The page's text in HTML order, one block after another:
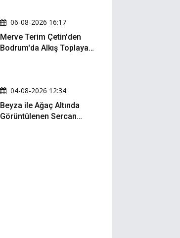
06-08-2026 16:17
Merve Terim Çetin'den
Bodrum'da Alkış Toplayan
04-08-2026 12:34
Beyza ile Ağaç Altında
Görüntülenen Sercan